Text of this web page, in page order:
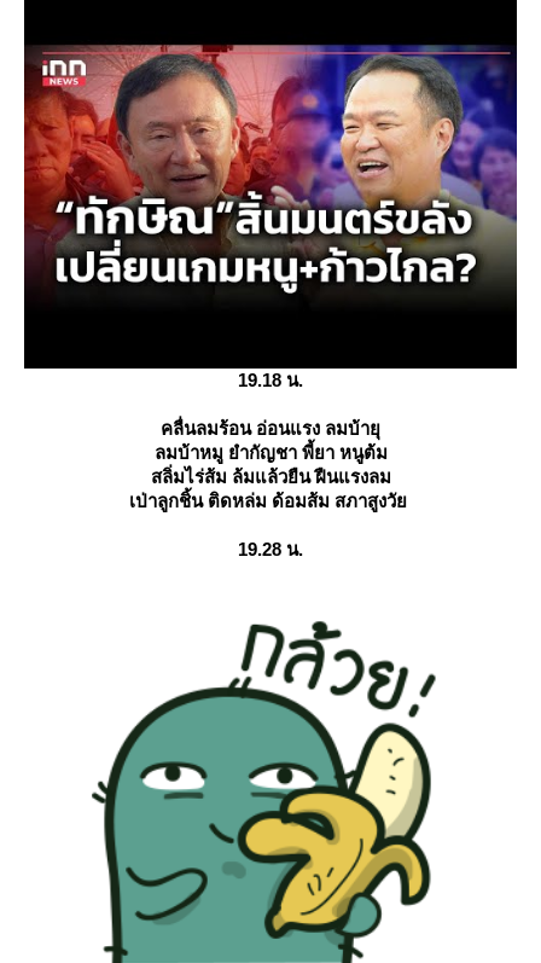
19.18 น.
คลื่นลมร้อน อ่อนแรง ลมบ้ายุ
ลมบ้าหมู ยำกัญชา พี้ยา หนูต้ม
สลิ่มไร่ส้ม ล้มแล้วยืน ฝืนแรงลม
เป่าลูกชิ้น ติดหล่ม ด้อมส้ม สภาสูงวั
19.28 น.